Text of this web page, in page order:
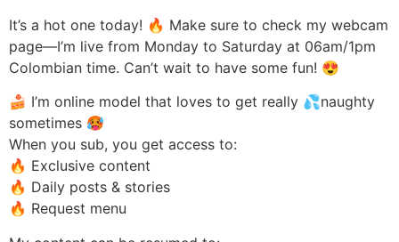
It’s a hot one today! 🔥 Make sure to check my webcam
page—I’m live from Monday to Saturday at 06am/1pm
Colombian time. Can’t wait to have some fun! 😍
🍰 I’m online model that loves to get really 💦naughty
sometimes 🥵
When you sub, you get access to:
🔥 Exclusive content
🔥 Daily posts & stories
🔥 Request menu